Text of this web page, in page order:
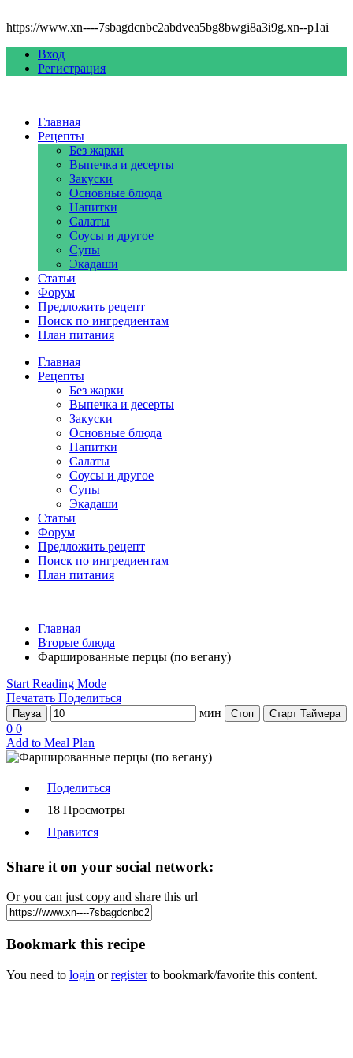
https://www.xn----7sbagdcnbc2abdvea5bg8bwgi8a3i9g.xn--p1ai
Вход
Регистрация
Главная
Рецепты
Без жарки
Выпечка и десерты
Закуски
Основные блюда
Напитки
Салаты
Соусы и другое
Супы
Экадаши
Статьи
Форум
Предложить рецепт
Поиск по ингредиентам
План питания
Главная
Рецепты
Без жарки
Выпечка и десерты
Закуски
Основные блюда
Напитки
Салаты
Соусы и другое
Супы
Экадаши
Статьи
Форум
Предложить рецепт
Поиск по ингредиентам
План питания
Главная
Вторые блюда
Фаршированные перцы (по вегану)
Start Reading Mode
Печатать Поделиться
Пауза мин Стоп Старт Таймера
0 0
Add to Meal Plan
Поделиться
18 Просмотры
Нравится
Share it on your social network:
Or you can just copy and share this url
Bookmark this recipe
You need to login orregisterto bookmark/favorite this content.